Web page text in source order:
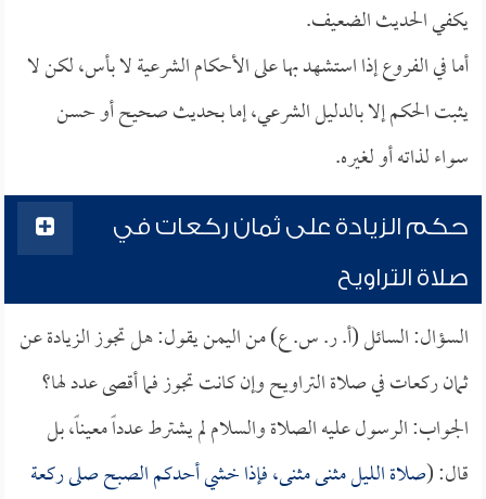
يكفي الحديث الضعيف.
أما في الفروع إذا استشهد بها على الأحكام الشرعية لا بأس، لكن لا
يثبت الحكم إلا بالدليل الشرعي، إما بحديث صحيح أو حسن
سواء لذاته أو لغيره.
حكم الزيادة على ثمان ركعات في
صلاة التراويح
السؤال: السائل (أ. ر. س. ع) من اليمن يقول: هل تجوز الزيادة عن
ثمان ركعات في صلاة التراويح وإن كانت تجوز فما أقصى عدد لها؟
الجواب: الرسول عليه الصلاة والسلام لم يشترط عدداً معيناً، بل
قال: (صلاة الليل مثنى مثنى، فإذا خشي أحدكم الصبح صلى ركعة